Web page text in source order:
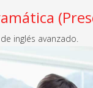
inglés avanzado.